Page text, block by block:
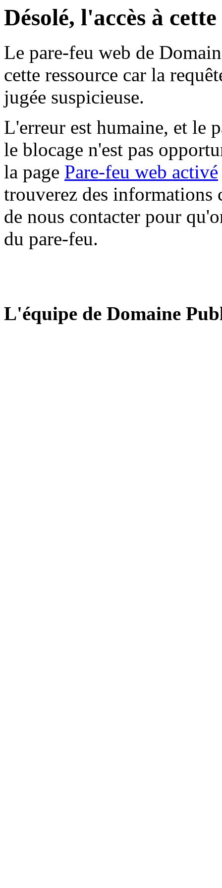
Désolé, l'accès à
Le pare-feu web de
cette ressource car la
jugée suspicieuse.
L'erreur est humaine, et le
le blocage n'est pas
la page Pare-feu web activé
trouverez des informations
de nous contacter pour
du pare-feu.
L'équipe de Domaine